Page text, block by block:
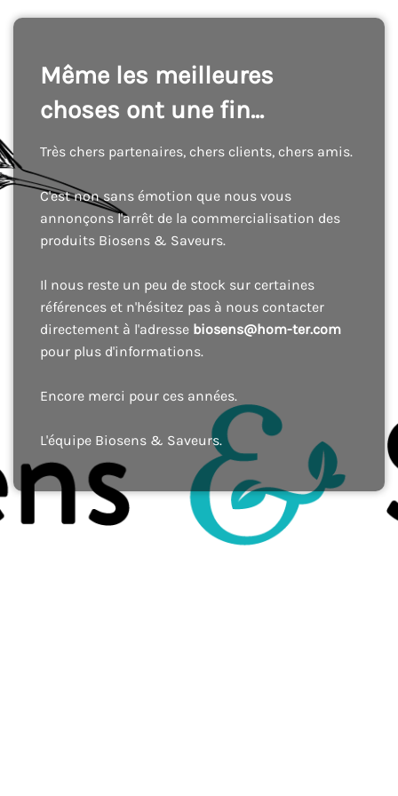
Même les meilleures
choses ont une fin...
Très chers partenaires, chers clients, chers amis.
C'est non sans émotion que nous vous
annonçons l'arrêt de la commercialisation des
produits Biosens & Saveurs.
Il nous reste un peu de stock sur certaines
références et n'hésitez pas à nous contacter
directement à l'adresse biosens@hom-ter.com
pour plus d'informations.
Encore merci pour ces années.
L'équipe Biosens & Saveurs.